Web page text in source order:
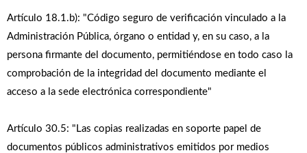
Artículo 18.1.b): "Código seguro de verificación vinculado a la
Administración Pública, órgano o entidad y, en su caso, a la
persona firmante del documento, permitiéndose en todo caso la
comprobación de la integridad del documento mediante el
acceso a la sede electrónica correspondiente"
Artículo 30.5: "Las copias realizadas en soporte papel de
documentos públicos administrativos emitidos por medios